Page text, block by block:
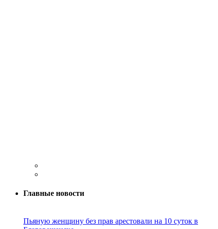
Главные новости
Пьяную женщину без прав арестовали на 10 суток в